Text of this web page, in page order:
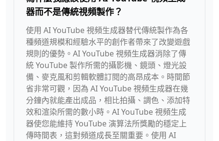
器而不是傳統視頻製作？
使用 AI YouTube 視頻生成器替代傳統製作為各
種頻道規模和經驗水平的創作者帶來了改變遊戲
規則的優勢。AI YouTube 視頻生成器消除了傳
統 YouTube 製作所需的攝影機、鏡頭、燈光設
備、麥克風和剪輯軟體訂閱的高昂成本。時間節
省非常可觀，因為 AI YouTube 視頻生成器在幾
分鐘內就能產出成品，相比拍攝、調色、添加特
效和渲染所需的數小時。AI YouTube 視頻生成
器使您能維持 YouTube 演算法所獎勵的穩定上
傳時間表，這對頻道成長至關重要。使用 AI